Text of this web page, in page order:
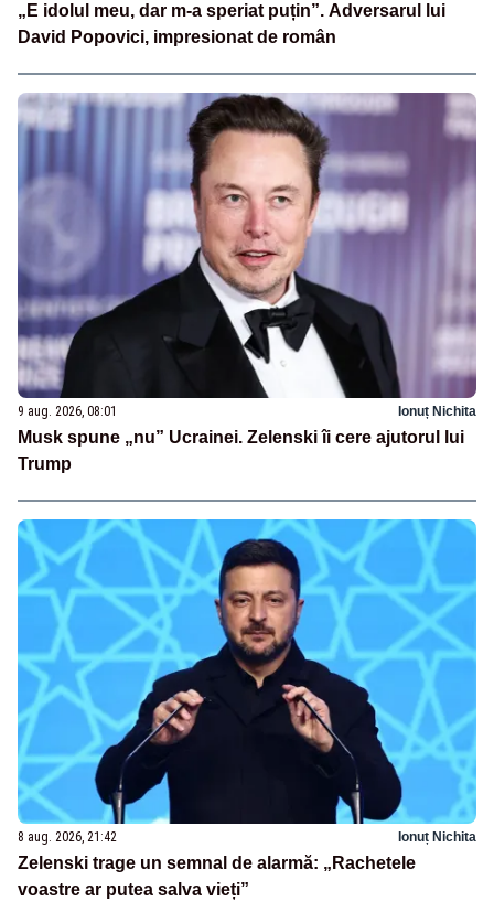
„E idolul meu, dar m-a speriat puțin”. Adversarul lui
David Popovici, impresionat de român
9 aug. 2026, 08:01 Ionuț Nichita
Musk spune „nu” Ucrainei. Zelenski îi cere ajutorul lui
Trump
8 aug. 2026, 21:42 Ionuț Nichita
Zelenski trage un semnal de alarmă: „Rachetele
voastre ar putea salva vieți”